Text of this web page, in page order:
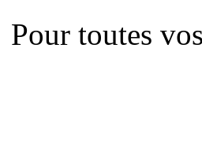
Pour toutes